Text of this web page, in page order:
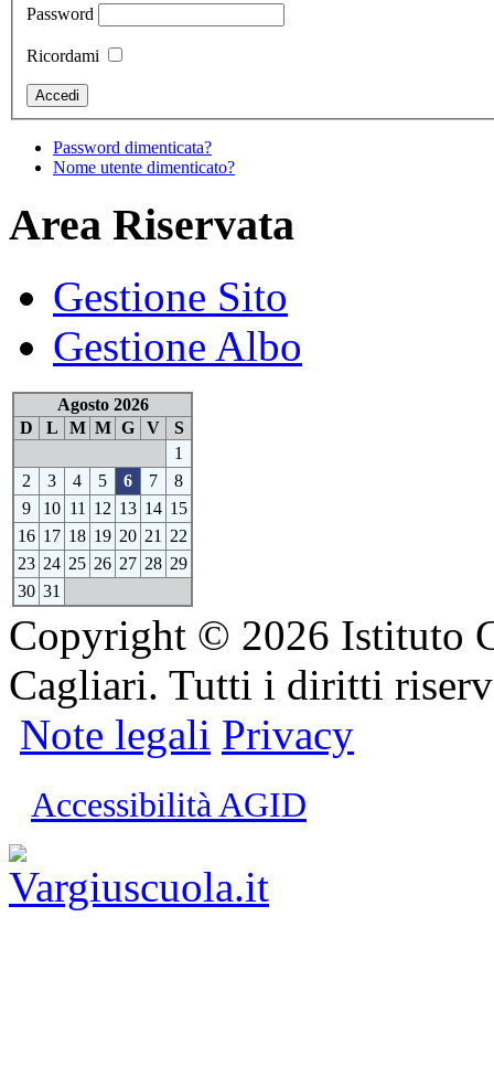
Password
Ricordami
Password dimenticata?
Nome utente dimenticato?
Area Riservata
Gestione Sito
Gestione Albo
Agosto 2026
D
L M M G V
S
1
2
3 4 5 6 7
8
9
10 11 12 13 14 15
16 17 18 19 20 21
22
23 24 25 26 27 28 29
30 31
Copyright © 2026 Istituto
Cagliari. Tutti i diritti
Note legali Privacy
Accessibilità AGID